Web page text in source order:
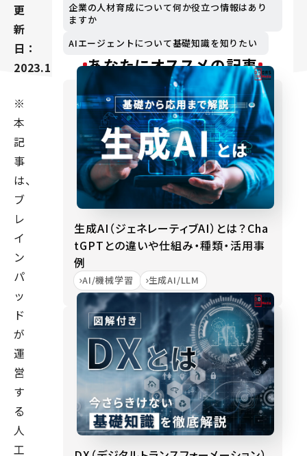
更
新
日：
2023.11.28
※
本
記
事
は、
ブ
レ
イ
ン
パ
ッ
ド
が
運
営
す
る
人
工
企業の人材育成について何か役立つ情報はあり
ますか
AIエージェントについて基礎知識を知りたい
あなたにオススメの記事
生成AI（ジェネレーティブAI）とは？Cha
tGPTとの違いや仕組み・種類・活用事
例
AI/機械学習 生成AI/LLM